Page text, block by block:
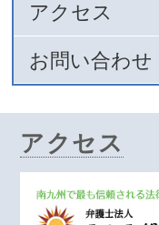
アクセス
お問い合わせ
アクセス